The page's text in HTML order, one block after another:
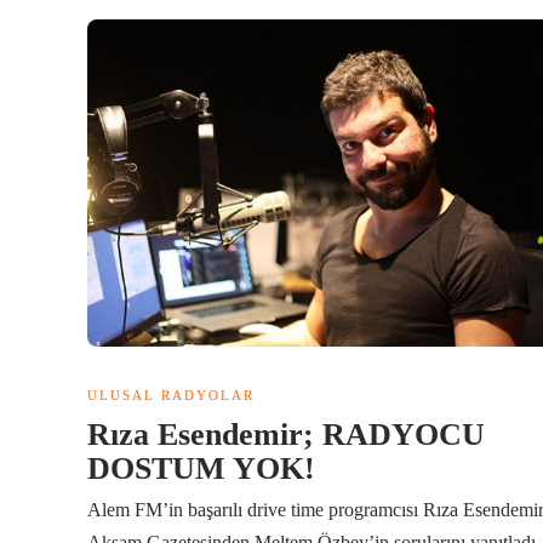
ULUSAL RADYOLAR
Rıza Esendemir; RADYOCU
DOSTUM YOK!
Alem FM’in başarılı drive time programcısı Rıza Esendemir